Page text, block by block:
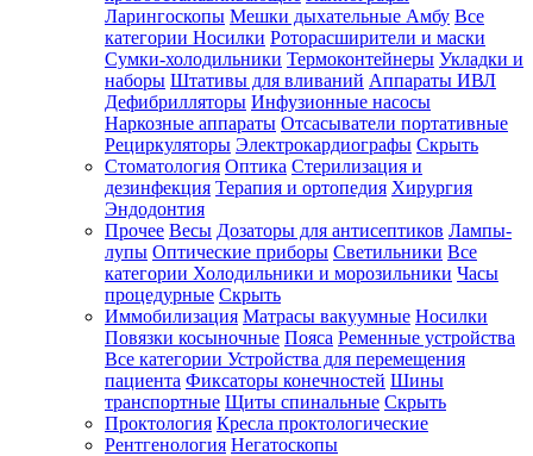
Ларингоскопы Мешки дыхательные Амбу Все
категории Носилки Роторасширители и маски
Сумки-холодильники Термоконтейнеры Укладки и
наборы Штативы для вливаний Аппараты ИВЛ
Дефибрилляторы Инфузионные насосы
Наркозные аппараты Отсасыватели портативные
Рециркуляторы Электрокардиографы Скрыть
Стоматология Оптика Стерилизация и
дезинфекция Терапия и ортопедия Хирургия
Эндодонтия
Прочее Весы Дозаторы для антисептиков Лампы-
лупы Оптические приборы Светильники Все
категории Холодильники и морозильники Часы
процедурные Скрыть
Иммобилизация Матрасы вакуумные Носилки
Повязки косыночные Пояса Ременные устройства
Все категории Устройства для перемещения
пациента Фиксаторы конечностей Шины
транспортные Щиты спинальные Скрыть
Проктология Кресла проктологические
Рентгенология Негатоскопы